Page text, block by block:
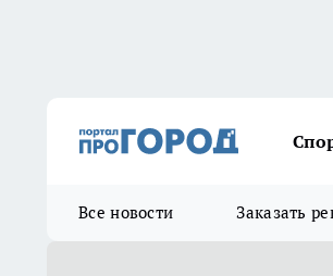
Все новости Заказать